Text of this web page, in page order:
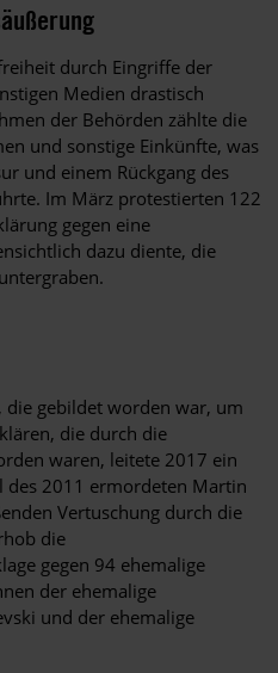
durch Eingriffe der
Medien drastisch
der Behörden zählte die
und sonstige Einkünfte, was
und einem Rückgang des
Im März protestierten 122
gegen eine
dazu diente, die
die gebildet worden war, um
die durch die
waren, leitete 2017 ein
des 2011 ermordeten Martin
Vertuschung durch die
die
gegen 94 ehemalige
der ehemalige
und der ehemalige